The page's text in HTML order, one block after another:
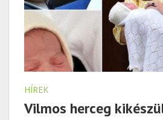
HÍREK
Vilmos herceg